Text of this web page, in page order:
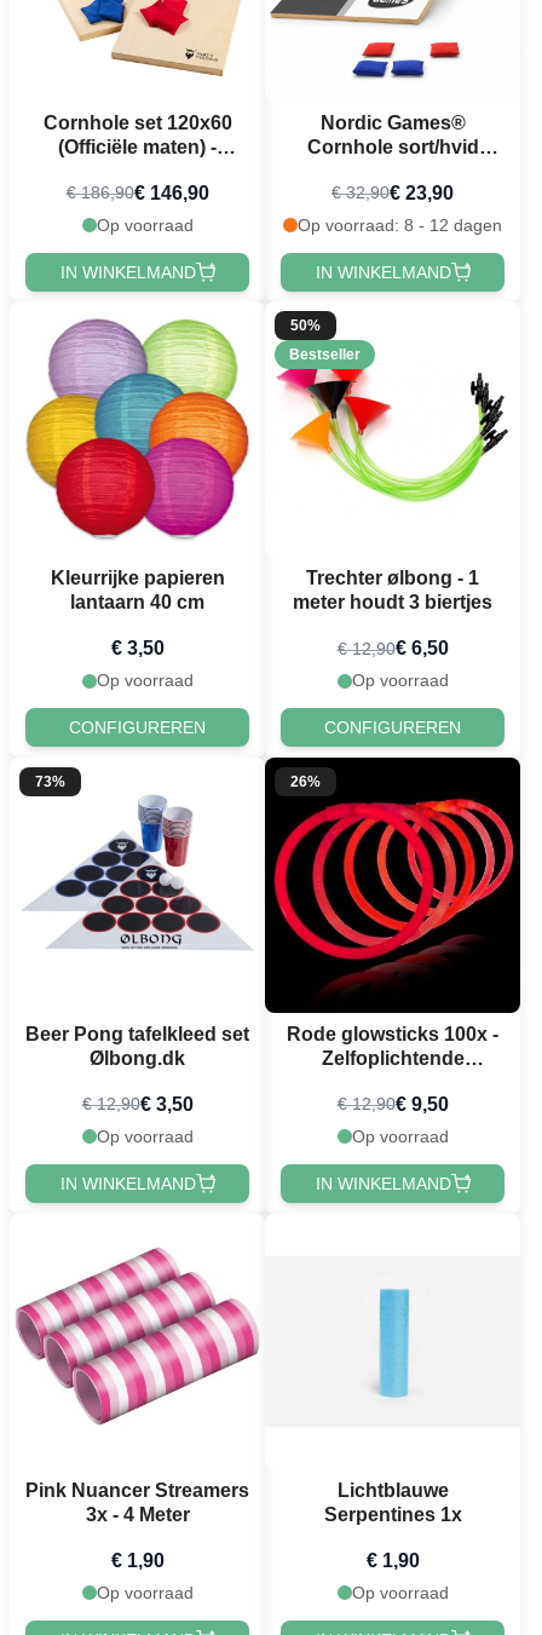
Cornhole set 120x60
(Officiële maten) -
PartyVikings
€ 186,90€ 146,90
Op voorraad
IN WINKELMAND
Nordic Games®
Cornhole sort/hvid
€ 32,90€ 23,90
Op voorraad: 8 - 12 dagen
IN WINKELMAND
Kleurrijke papieren
lantaarn 40 cm
€ 3,50
Op voorraad
CONFIGUREREN
50%
Bestseller
Trechter ølbong - 1
meter houdt 3 biertjes
€ 12,90€ 6,50
Op voorraad
CONFIGUREREN
73%
Beer Pong tafelkleed set
Ølbong.dk
€ 12,90€ 3,50
Op voorraad
IN WINKELMAND
26%
Rode glowsticks 100x -
Zelfoplichtende
€ 12,90€ 9,50
Op voorraad
IN WINKELMAND
Pink Nuancer Streamers
3x - 4 Meter
€ 1,90
Op voorraad
Lichtblauwe
Serpentines 1x
€ 1,90
Op voorraad